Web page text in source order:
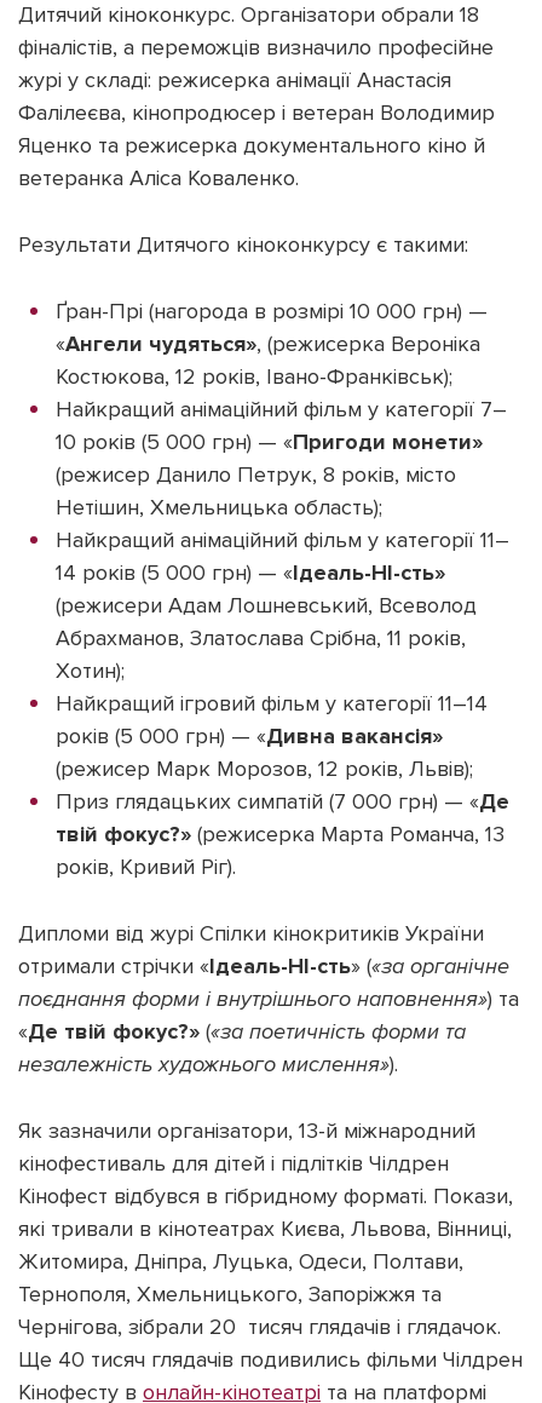
Дитячий кіноконкурс. Організатори обрали 18
фіналістів, а переможців визначило професійне
журі у складі: режисерка анімації Анастасія
Фалілеєва, кінопродюсер і ветеран Володимир
Яценко та режисерка документального кіно й
ветеранка Аліса Коваленко.
Результати Дитячого кіноконкурсу є такими:
Ґран-Прі (нагорода в розмірі 10 000 грн) —
«Ангели чудяться», (режисерка Вероніка
Костюкова, 12 років, Івано-Франківськ);
Найкращий анімаційний фільм у категорії 7–
10 років (5 000 грн) — «Пригоди монети»
(режисер Данило Петрук, 8 років, місто
Нетішин, Хмельницька область);
Найкращий анімаційний фільм у категорії 11–
14 років (5 000 грн) — «Ідеаль-НІ-сть»
(режисери Адам Лошневський, Всеволод
Абрахманов, Златослава Срібна, 11 років,
Хотин);
Найкращий ігровий фільм у категорії 11–14
років (5 000 грн) — «Дивна вакансія»
(режисер Марк Морозов, 12 років, Львів);
Приз глядацьких симпатій (7 000 грн) — «Де
твій фокус?» (режисерка Марта Романча, 13
років, Кривий Ріг).
Дипломи від журі Спілки кінокритиків України
отримали стрічки «Ідеаль-НІ-сть» («за органічне
поєднання форми і внутрішнього наповнення») та
«Де твій фокус?» («за поетичність форми та
незалежність художнього мислення»).
Як зазначили організатори, 13-й міжнародний
кінофестиваль для дітей і підлітків Чілдрен
Кінофест відбувся в гібридному форматі. Покази,
які тривали в кінотеатрах Києва, Львова, Вінниці,
Житомира, Дніпра, Луцька, Одеси, Полтави,
Тернополя, Хмельницького, Запоріжжя та
Чернігова, зібрали 20 тисяч глядачів і глядачок.
Ще 40 тисяч глядачів подивились фільми Чілдрен
Кінофесту в онлайн-кінотеатрі та на платформі